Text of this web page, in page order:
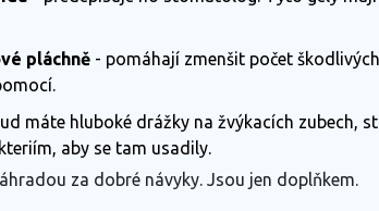
pláchně - pomáhají zmenšit počet
máte hluboké drážky na žvýkacích zubech,
aby se tam usadily.
za dobré návyky. Jsou jen doplňkem.